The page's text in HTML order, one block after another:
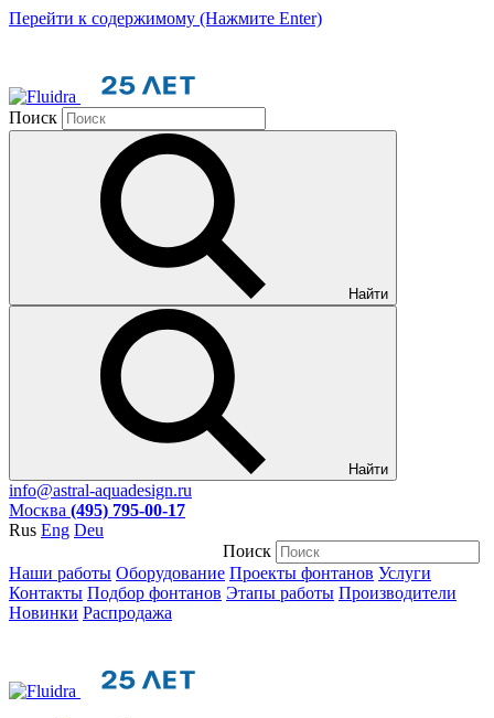
Перейти к содержимому (Нажмите Enter)
Поиск
Найти
Найти
info@astral-aquadesign.ru
Москва (495) 795-00-17
Rus Eng Deu
Поиск
Наши работы Оборудование Проекты фонтанов Услуги
Контакты Подбор фонтанов Этапы работы Производители
Новинки Распродажа